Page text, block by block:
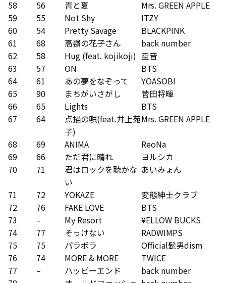
58
56 青と夏
Mrs. GREEN APPLE
59
55 Not Shy
ITZY
60
54 Pretty Savage
BLACKPINK
61
68 高嶺の花子さん
back number
62
58 Hug (feat. kojikoji) 空音
63
57 ON
BTS
64
61 あの夢をなぞって
YOASOBI
65
90 まちがいさがし
菅田将暉
66
65 Lights
BTS
67
64
点描の唄(feat.井上苑
子)
Mrs. GREEN APPLE
68 69 ANIMA
ReoNa
69
66 ただ君に晴れ
ヨルシカ
70
71
君はロックを聴かな
い
あいみょん
71 72 YOKAZE
変態紳士クラブ
72
76 FAKE LOVE
BTS
73
– My Resort
¥ELLOW BUCKS
74
77 そっけない
RADWIMPS
75
75 パラボラ
Official髭男dism
76
74 MORE & MORE
TWICE
77
– ハッピーエンド
back number